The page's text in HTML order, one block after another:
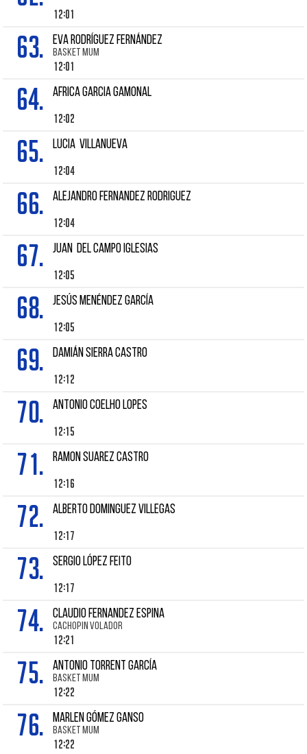
12:01
63. EVA RODRÍGUEZ FERNÁNDEZ
BASKET MUM
12:01
64. AFRICA GARCIA GAMONAL
12:02
65. Lucia VILLANUEVA
12:04
66. ALEJANDRO FERNANDEZ RODRIGUEZ
12:04
67. Juan DEL CAMPO IGLESIAS
12:05
68. JESÚS MENÉNDEZ GARCÍA
12:05
69. DAMIÁN SIERRA CASTRO
12:12
70. ANTONIO COELHO LOPES
12:15
71. Ramon SUAREZ CASTRO
12:16
72. ALBERTO DOMINGUEZ VILLEGAS
12:17
73. SERGIO LÓPEZ FEITO
12:17
74. CLAUDIO FERNANDEZ ESPINA
CACHOPIN VOLADOR
12:21
75. ANTONIO TORRENT GARCÍA
BASKET MUM
12:22
76. MARLEN GÓMEZ GANSO
BASKET MUM
12:22